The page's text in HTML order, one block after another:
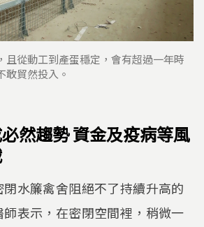
且從動工到產蛋穩定，會有超過一年時
敢貿然投入。
然趨勢 資金及疫病等風
水簾禽舍阻絕不了持續升高的
表示，在密閉空間裡，稍微一